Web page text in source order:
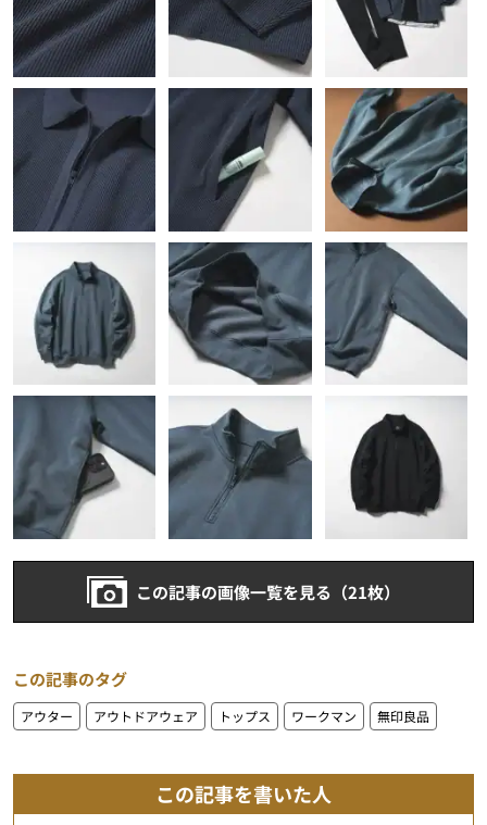
この記事の画像一覧を見る（21枚）
この記事のタグ
アウター アウトドアウェア トップス ワークマン 無印良品
この記事を書いた人